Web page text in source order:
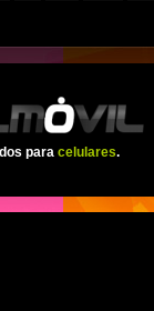
para celulares.